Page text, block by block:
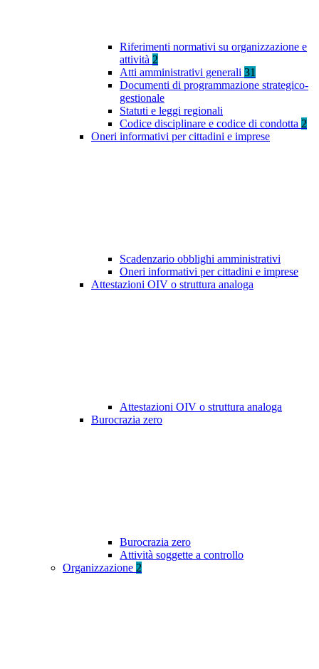
Riferimenti normativi su organizzazione e
attività 2
Atti amministrativi generali 31
Documenti di programmazione strategico-
gestionale
Statuti e leggi regionali
Codice disciplinare e codice di condotta 2
Oneri informativi per cittadini e imprese
Scadenzario obblighi amministrativi
Oneri informativi per cittadini e imprese
Attestazioni OIV o struttura analoga
Attestazioni OIV o struttura analoga
Burocrazia zero
Burocrazia zero
Attività soggette a controllo
Organizzazione 2